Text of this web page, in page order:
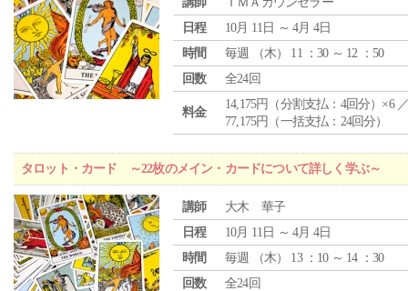
日程
10月 11日 ～ 4月 4日
時間
毎週 （木） 11 ：30 ～ 12 ：50
回数
全24回
料金
14,175円（分割支払：4回分）×6
77,175円（一括支払：24回分）
タロット・カード ～22枚のメイン・カードについて詳しく学ぶ～
講師
大木 華子
日程
10月 11日 ～ 4月 4日
時間
毎週 （木） 13 ：10 ～ 14 ：30
回数
全24回